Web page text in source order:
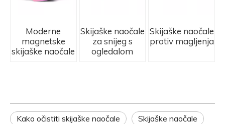
Moderne
magnetske
skijaške naočale
Skijaške naočale
za snijeg s
ogledalom
Skijaške naočale
protiv magljenja
Kako očistiti skijaške naočale Skijaške naočale